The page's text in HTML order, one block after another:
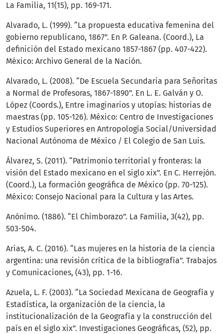
La Familia, 11(15), pp. 169-171.
Alvarado, L. (1999). “La propuesta educativa femenina del
gobierno republicano, 1867”. En P. Galeana. (Coord.), La
definición del Estado mexicano 1857-1867 (pp. 407-422).
México: Archivo General de la Nación.
Alvarado, L. (2008). “De Escuela Secundaria para Señoritas
a Normal de Profesoras, 1867-1890”. En L. E. Galván y O.
López (Coords.), Entre imaginarios y utopías: historias de
maestras (pp. 105-126). México: Centro de Investigaciones
y Estudios Superiores en Antropología Social/Universidad
Nacional Autónoma de México / El Colegio de San Luis.
Álvarez, S. (2011). “Patrimonio territorial y fronteras: la
visión del Estado mexicano en el siglo xix”. En C. Herrejón.
(Coord.), La formación geográfica de México (pp. 70-125).
México: Consejo Nacional para la Cultura y las Artes.
Anónimo. (1886). “El Chimborazo”. La Familia, 3(42), pp.
503-504.
Arias, A. C. (2016). “Las mujeres en la historia de la ciencia
argentina: una revisión crítica de la bibliografía”. Trabajos
y Comunicaciones, (43), pp. 1-16.
Azuela, L. F. (2003). “La Sociedad Mexicana de Geografía y
Estadística, la organización de la ciencia, la
institucionalización de la Geografía y la construcción del
país en el siglo xix”. Investigaciones Geográficas, (52), pp.